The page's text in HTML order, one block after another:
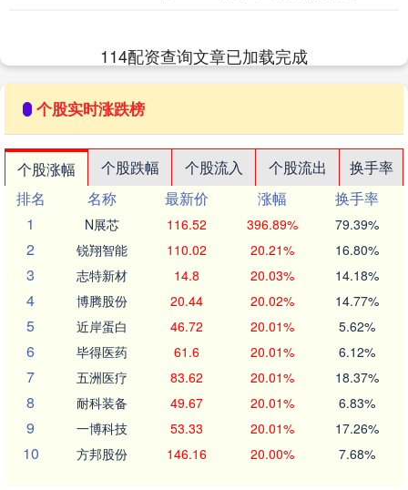
114配资查询文章已加载完成
个股实时涨跌榜
个股涨幅 个股跌幅 个股流入 个股流出
换手率
排名
名称 最新价 涨幅
换手率
1
N展芯 116.52 396.89% 79.39%
2 锐翔智能 110.02 20.21% 16.80%
3 志特新材 14.8 20.03% 14.18%
4 博腾股份 20.44 20.02% 14.77%
5 近岸蛋白 46.72 20.01% 5.62%
6 毕得医药 61.6 20.01% 6.12%
7 五洲医疗 83.62 20.01% 18.37%
8 耐科装备 49.67 20.01% 6.83%
9 一博科技 53.33 20.01% 17.26%
10 方邦股份 146.16 20.00% 7.68%